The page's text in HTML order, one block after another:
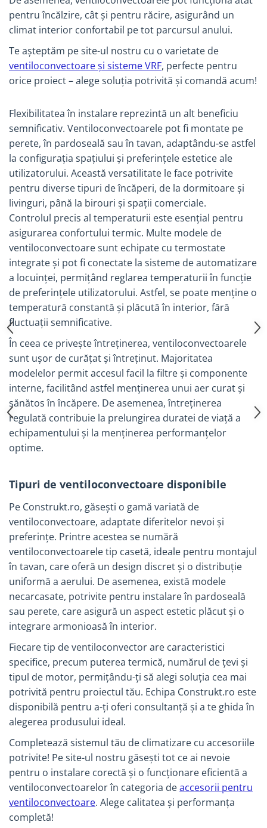
Distributie apa
Instalatii de gaz
Tevi PEHD gaz
Fitinguri gaz
Vane de gaz si robineti
Izolatii tehnice
Izolatii pentru aer conditionat
Izolatii pentru sisteme solare
Izolatii pentru tevi si conducte
Polistiren expandat
Vata minerala bazaltica
Automatizari si elemente de
automatizare
Automatizari panouri solare
Grupuri de circulatie
Manometre, presostate si
termostate
Regulatoare electronice
Vane si servomotoare
Servoregulatoare
Termostate pentru ventilo-
convectori
Ventile termice de amestec
Traductoare
UPS-uri si stabilizatoare de
Ventile liniare
Automatizare centrala termica
Termostate aplicatii industriale
Accesorii pentru echipamente
industriale
Echipamente pentru tratarea si
pomparea apei
Pompe submersibile
Pompe de suprafata
Pompe pentru piscine
Motopompe
Hidrofoare
Vase de expansiune pentru
hidrofor
Rezervoare apa si accesorii stocare
Echipamente de filtrare si
dedurizare apa
Contoare de apa - Apometre
Camine apometru
pentru încălzire, cât și pentru răcire, asigurând un
climat interior confortabil pe tot parcursul anului.
Te așteptăm pe site-ul nostru cu o varietate de
ventiloconvectoare și sisteme VRF, perfecte pentru
orice proiect – alege soluția potrivită și comandă acum!
Flexibilitatea în instalare reprezintă un alt beneficiu
semnificativ. Ventiloconvectoarele pot fi montate pe
perete, în pardoseală sau în tavan, adaptându-se astfel
la configurația spațiului și preferințele estetice ale
utilizatorului. Această versatilitate le face potrivite
pentru diverse tipuri de încăperi, de la dormitoare și
livinguri, până la birouri și spații comerciale.​
Controlul precis al temperaturii este esențial pentru
asigurarea confortului termic. Multe modele de
ventiloconvectoare sunt echipate cu termostate
integrate și pot fi conectate la sisteme de automatizare
a locuinței, permițând reglarea temperaturii în funcție
de preferințele utilizatorului. Astfel, se poate menține o
temperatură constantă și plăcută în interior, fără
fluctuații semnificative.​
În ceea ce privește întreținerea, ventiloconvectoarele
sunt ușor de curățat și întreținut. Majoritatea
modelelor permit accesul facil la filtre și componente
interne, facilitând astfel menținerea unui aer curat și
sănătos în încăpere. De asemenea, întreținerea
regulată contribuie la prelungirea duratei de viață a
echipamentului și la menținerea performanțelor
optime.​
Tipuri de ventiloconvectoare disponibile
Pe Construkt.ro, găsești o gamă variată de
ventiloconvectoare, adaptate diferitelor nevoi și
preferințe. Printre acestea se numără
ventiloconvectoarele tip casetă, ideale pentru montajul
în tavan, care oferă un design discret și o distribuție
uniformă a aerului. De asemenea, există modele
necarcasate, potrivite pentru instalare în pardoseală
sau perete, care asigură un aspect estetic plăcut și o
integrare armonioasă în interior.
Fiecare tip de ventiloconvector are caracteristici
specifice, precum puterea termică, numărul de țevi și
tipul de motor, permițându-ți să alegi soluția cea mai
potrivită pentru proiectul tău. Echipa Construkt.ro este
disponibilă pentru a-ți oferi consultanță și a te ghida în
alegerea produsului ideal.
Completează sistemul tău de climatizare cu accesoriile
potrivite! Pe site-ul nostru găsești tot ce ai nevoie
pentru o instalare corectă și o funcționare eficientă a
ventiloconvectoarelor în categoria deaccesorii pentru
ventiloconvectoare. Alege calitatea și performanța
completă!